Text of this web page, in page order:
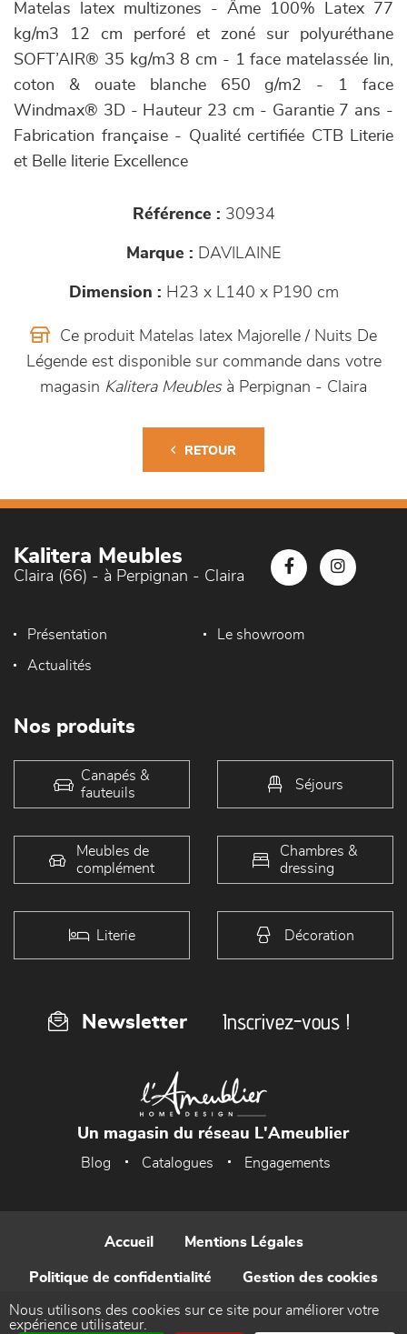
Matelas latex multizones - Âme 100% Latex 77
kg/m3 12 cm perforé et zoné sur polyuréthane
SOFT’AIR® 35 kg/m3 8 cm - 1 face matelassée lin,
coton & ouate blanche 650 g/m2 - 1 face
Windmax® 3D - Hauteur 23 cm - Garantie 7 ans -
Fabrication française - Qualité certifiée CTB Literie
et Belle literie Excellence
Référence : 30934
Marque : DAVILAINE
Dimension : H23 x L140 x P190 cm
Ce produit Matelas latex Majorelle / Nuits De
Légende est disponible sur commande dans votre
magasin Kalitera Meubles à Perpignan - Claira
RETOUR
Kalitera Meubles
Claira (66) - à Perpignan - Claira
Présentation Le showroom
Actualités
Nos produits
Canapés &
fauteuils
Séjours
Meubles de
complément
Chambres &
dressing
Literie Décoration
Newsletter Inscrivez-vous !
Un magasin du réseau L'Ameublier
Blog Catalogues Engagements
Accueil Mentions Légales
Politique de confidentialité Gestion des cookies
Contact
Nous utilisons des cookies sur ce site pour améliorer votre
expérience utilisateur.